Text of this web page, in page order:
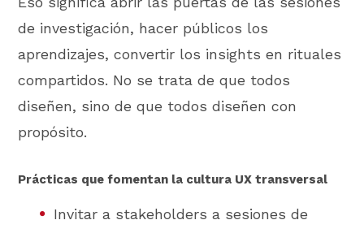
de investigación, hacer públicos los
aprendizajes, convertir los insights en rituales
compartidos. No se trata de que todos
diseñen, sino de que todos diseñen con
propósito.
Prácticas que fomentan la cultura UX transversal
Invitar a stakeholders a sesiones de